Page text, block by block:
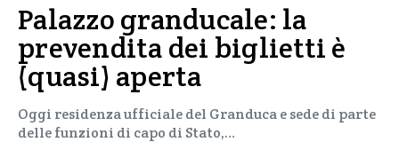
Palazzo granducale: la
prevendita dei biglietti è
(quasi) aperta
Oggi residenza ufficiale del Granduca e sede di parte
delle funzioni di capo di Stato,…